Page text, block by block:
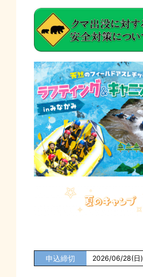
申込締切 2026/06/28(日)